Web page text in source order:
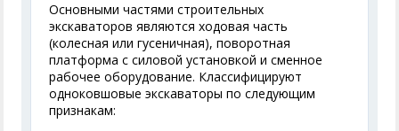
Основными частями строительных
экскаваторов являются ходовая часть
(колесная или гусеничная), поворотная
платформа с силовой установкой и сменное
рабочее оборудование. Классифицируют
одноковшовые экскаваторы по следующим
признакам: